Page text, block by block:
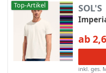
Top-Artikel SOL'S
ab
inkl. ges.